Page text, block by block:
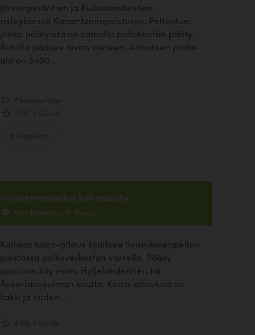
Järvenperäntien ja Kulloonmäentien
risteyksessä Karamtzininpuistossa. Peltoalue,
jonka päätyaita on samalla pallokentän pääty.
Autolla pääsee aivan viereen. Aitauksen pinta-
ala on 3400...
Iivisniemenpellon koirapuisto
Hyljelahdentie 17, Espoo
Kaitaan koira-aitaus sijaitsee Iivisniemenpellon
puistossa polkuverkoston varrella. Pääsy
puistoon käy esim. Hyljelahdentien tai
Ankeriaankulman kautta. Koira-aitauksia on
kaksi ja niiden...